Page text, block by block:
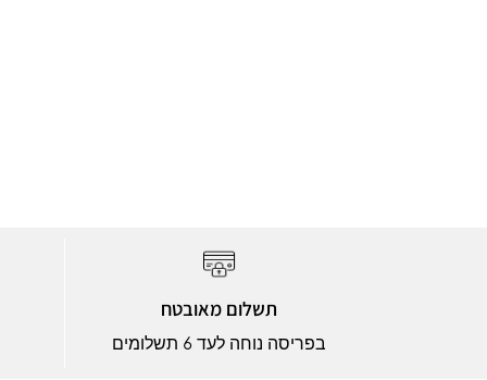
תשלום מאובטח
בפריסה נוחה לעד 6 תשלומים